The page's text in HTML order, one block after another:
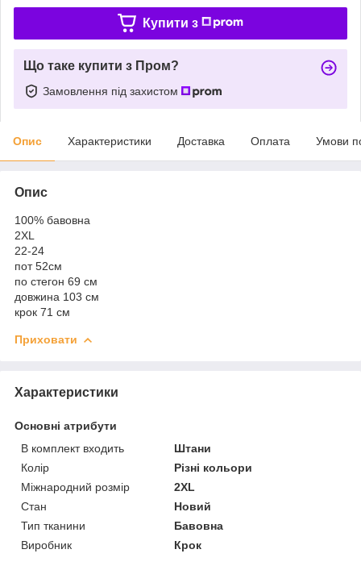
Купити з
Що таке купити з Пром?
Замовлення під захистом
Опис Характеристики Доставка Оплата Умови
Опис
100% бавовна
2XL
22-24
пот 52см
по стегон 69 см
довжина 103 см
крок 71 см
Приховати
Характеристики
Основні атрибути
В комплект входить
Штани
Колір
Різні кольори
Міжнародний розмір
2XL
Стан
Новий
Тип тканини
Бавовна
Виробник
Крок